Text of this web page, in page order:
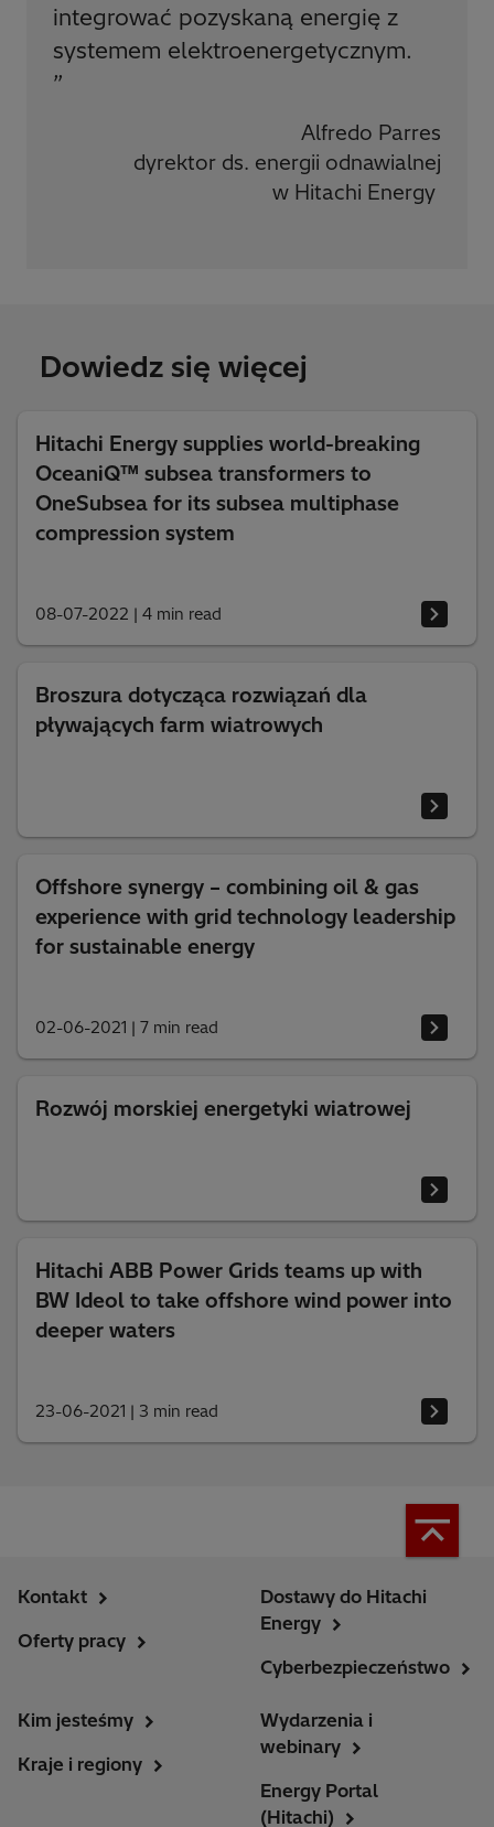
integrować pozyskaną energię z
systemem elektroenergetycznym.
”
Alfredo Parres
dyrektor ds. energii odnawialnej
w Hitachi Energy
Dowiedz się więcej
Hitachi Energy supplies world-breaking
OceaniQ™ subsea transformers to
OneSubsea for its subsea multiphase
compression system
08-07-2022 | 4 min read
Broszura dotycząca rozwiązań dla
pływających farm wiatrowych
Offshore synergy – combining oil & gas
experience with grid technology leadership
for sustainable energy
02-06-2021 | 7 min read
Rozwój morskiej energetyki wiatrowej
Hitachi ABB Power Grids teams up with
BW Ideol to take offshore wind power into
deeper waters
23-06-2021 | 3 min read
Kontakt
Oferty pracy
Dostawy do Hitachi
Energy
Cyberbezpieczeństwo
Kim jesteśmy
Kraje i regiony
Wydarzenia i
webinary
Energy Portal
(Hitachi)